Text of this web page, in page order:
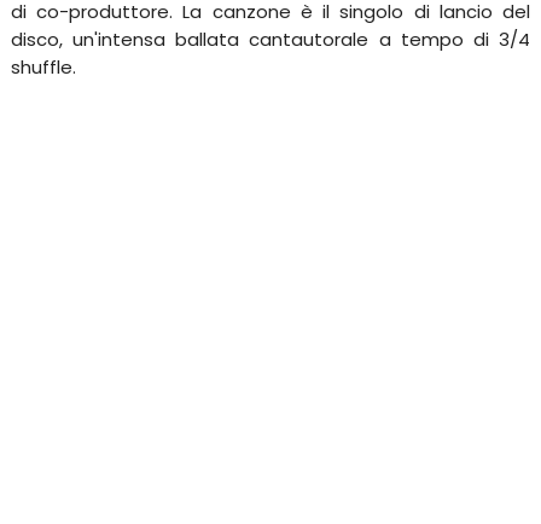
di co-produttore. La canzone è il singolo di lancio del
disco, un'intensa ballata cantautorale a tempo di 3/4
shuffle.